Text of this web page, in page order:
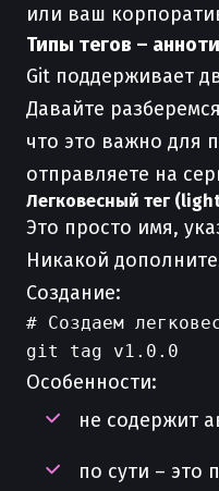
или ваш
Типы тегов –
Git поддерживает
Давайте
что это важно для
отправляете на
Легковесный тег
Это просто имя,
Никакой
Создание:
# Создаем
Особенности:
не содержит
по сути – это